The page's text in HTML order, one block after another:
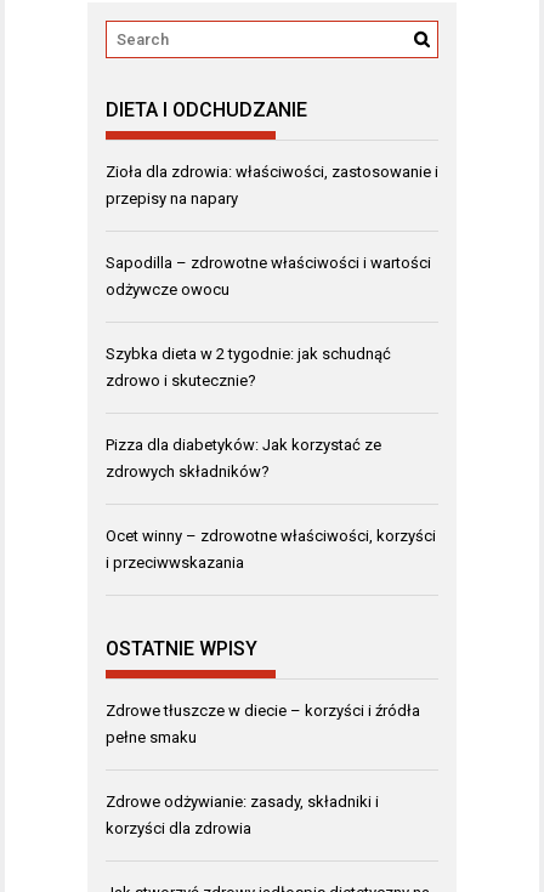
DIETA I ODCHUDZANIE
Zioła dla zdrowia: właściwości, zastosowanie i
przepisy na napary
Sapodilla – zdrowotne właściwości i wartości
odżywcze owocu
Szybka dieta w 2 tygodnie: jak schudnąć
zdrowo i skutecznie?
Pizza dla diabetyków: Jak korzystać ze
zdrowych składników?
Ocet winny – zdrowotne właściwości, korzyści
i przeciwwskazania
OSTATNIE WPISY
Zdrowe tłuszcze w diecie – korzyści i źródła
pełne smaku
Zdrowe odżywianie: zasady, składniki i
korzyści dla zdrowia